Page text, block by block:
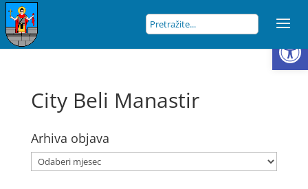
City Beli Manastir
Arhiva objava